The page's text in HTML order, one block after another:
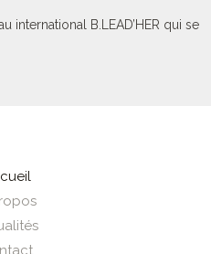
international B.LEAD’HER qui se